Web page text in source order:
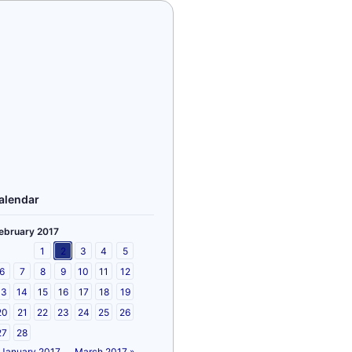
2017
1
2 3 4
5
6
7 8 9 10 11
12
14 15 16 17 18
19
21 22 23 24 25
26
28